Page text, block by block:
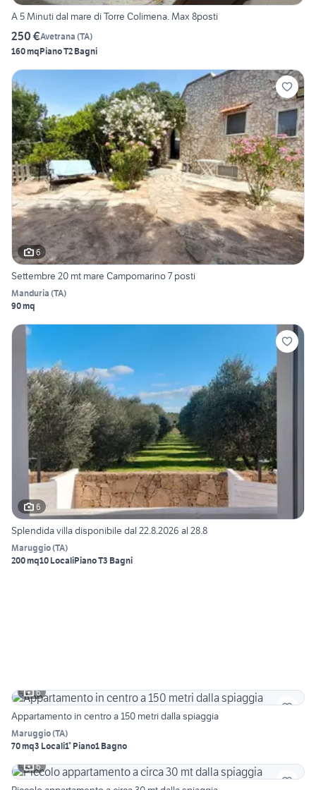
A 5 Minuti dal mare di Torre Colimena. Max 8posti
250 €Avetrana (TA)
160 mqPiano T2 Bagni
6
Settembre 20 mt mare Campomarino 7 posti
Manduria (TA)
90 mq
6
Splendida villa disponibile dal 22.8.2026 al 28.8
Maruggio(TA)
200 mq10 LocaliPiano T3 Bagni
6
Appartamento in centro a 150 metri dalla spiaggia
Maruggio(TA)
70 mq3 Locali1° Piano1 Bagno
6